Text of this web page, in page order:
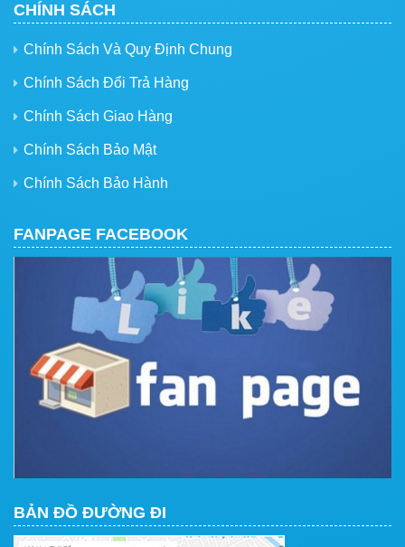
CHÍNH SÁCH
Chính Sách Và Quy Định Chung
Chính Sách Đổi Trả Hàng
Chính Sách Giao Hàng
Chính Sách Bảo Mật
Chính Sách Bảo Hành
FANPAGE FACEBOOK
BẢN ĐỒ ĐƯỜNG ĐI